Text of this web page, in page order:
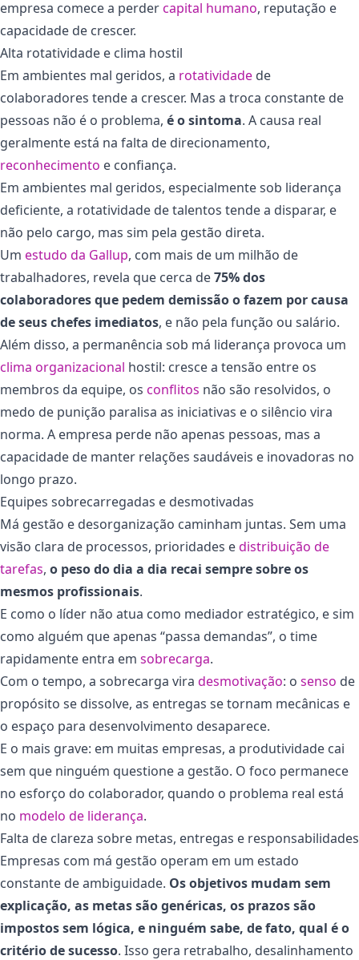
empresa comece a perdercapital humano, reputação e
capacidade de crescer.
Alta rotatividade e clima hostil
Em ambientes mal geridos, a rotatividade de
colaboradores tende a crescer. Mas a troca constante de
pessoas não é o problema, é o sintoma. A causa real
geralmente está na falta de direcionamento,
reconhecimento e confiança.
Em ambientes mal geridos, especialmente sob liderança
deficiente, a rotatividade de talentos tende a disparar, e
não pelo cargo, mas sim pela gestão direta.
Um estudo da Gallup, com mais de um milhão de
trabalhadores, revela que cerca de75% dos
colaboradores que pedem demissão o fazem por causa
de seus chefes imediatos, e não pela função ou salário.
Além disso, a permanência sob má liderança provoca um
clima organizacional hostil: cresce a tensão entre os
membros da equipe, os conflitos não são resolvidos, o
medo de punição paralisa as iniciativas e o silêncio vira
norma. A empresa perde não apenas pessoas, mas a
capacidade de manter relações saudáveis e inovadoras no
longo prazo.
Equipes sobrecarregadas e desmotivadas
Má gestão e desorganização caminham juntas. Sem uma
visão clara de processos, prioridades edistribuição de
tarefas, o peso do dia a dia recai sempre sobre os
mesmos profissionais.
E como o líder não atua como mediador estratégico, e sim
como alguém que apenas “passa demandas”, o time
rapidamente entra em sobrecarga.
Com o tempo, a sobrecarga vira desmotivação: o senso de
propósito se dissolve, as entregas se tornam mecânicas e
o espaço para desenvolvimento desaparece.
E o mais grave: em muitas empresas, a produtividade cai
sem que ninguém questione a gestão. O foco permanece
no esforço do colaborador, quando o problema real está
no modelo de liderança.
Falta de clareza sobre metas, entregas e responsabilidades
Empresas com má gestão operam em um estado
constante de ambiguidade. Os objetivos mudam sem
explicação, as metas são genéricas, os prazos são
impostos sem lógica, e ninguém sabe, de fato, qual é o
critério de sucesso. Isso gera retrabalho, desalinhamento